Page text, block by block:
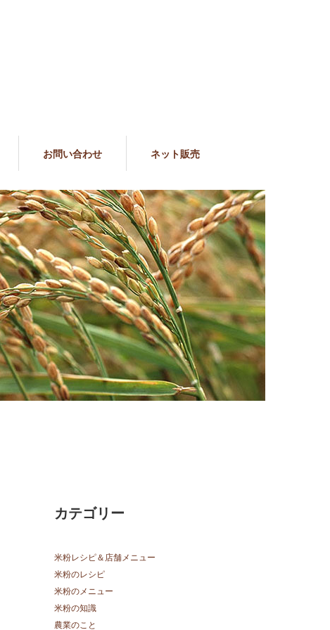
お問い合わせ ネット販売
カテゴリー
米粉レシピ＆店舗メニュー
米粉のレシピ
米粉のメニュー
米粉の知識
農業のこと